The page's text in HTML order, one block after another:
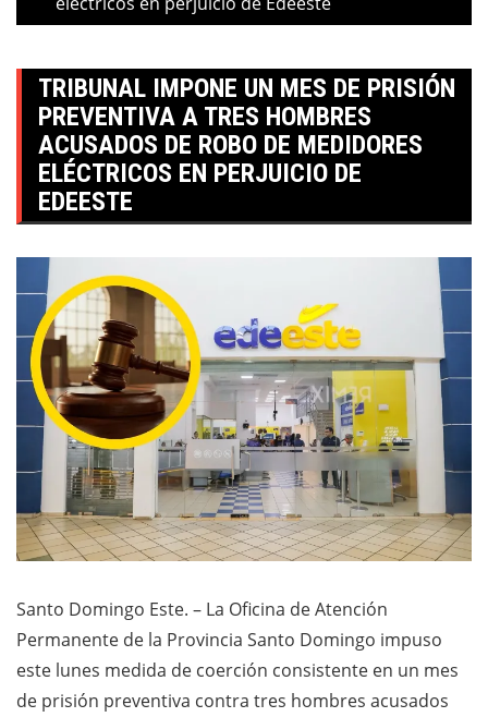
TRIBUNAL IMPONE UN MES DE PRISIÓN
PREVENTIVA A TRES HOMBRES
ACUSADOS DE ROBO DE MEDIDORES
ELÉCTRICOS EN PERJUICIO DE
EDEESTE
Santo Domingo Este. – La Oficina de Atención
Permanente de la Provincia Santo Domingo impuso
este lunes medida de coerción consistente en un mes
de prisión preventiva contra tres hombres acusados